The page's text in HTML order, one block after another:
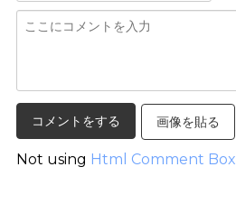
画像を貼る
Not using Html Comment Box